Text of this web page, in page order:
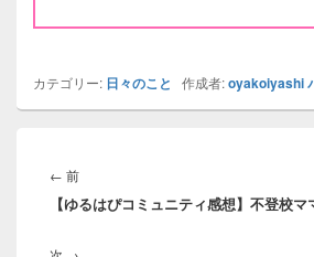
カテゴリー: 日々のこと 作成者:oyakoiyashi
稿
ナ
ゲ
← 前前
の
【ゆるはぴコミュニティ感想】不登校